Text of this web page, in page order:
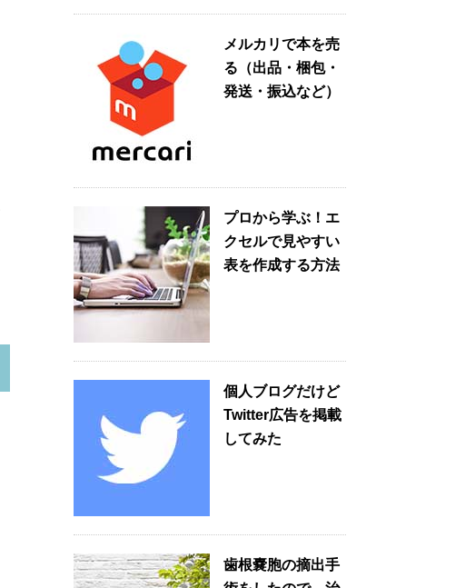
メルカリで本を売
る（出品・梱包・
発送・振込など）
プロから学ぶ！エ
クセルで見やすい
表を作成する方法
個人ブログだけど
Twitter広告を掲載
してみた
歯根嚢胞の摘出手